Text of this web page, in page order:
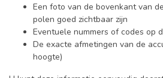
Een foto van de bovenkant van
polen goed zichtbaar zijn
Eventuele nummers of codes op
De exacte afmetingen van de
hoogte)